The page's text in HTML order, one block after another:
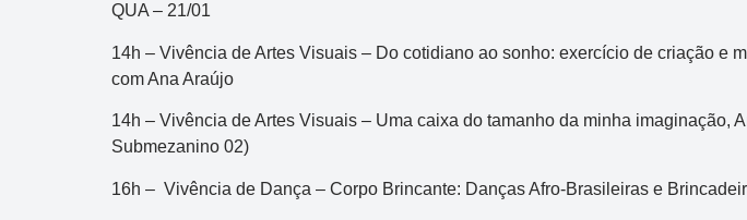
QUA – 21/01
14h – Vivência de Artes Visuais – Do cotidiano ao sonho: exercício de criação e
com Ana Araújo
14h – Vivência de Artes Visuais – Uma caixa do tamanho da minha imaginação,
Submezanino 02)
16h – Vivência de Dança – Corpo Brincante: Danças Afro-Brasileiras e